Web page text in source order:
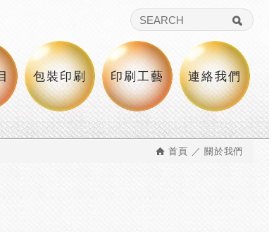
包裝印刷 印刷工藝 連絡我們
首頁 關於我們